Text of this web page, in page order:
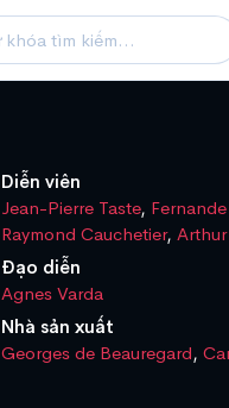
Diễn viên
Jean-Pierre Taste,
Raymond Cauchetier,
Đạo diễn
Agnes Varda
Nhà sản xuất
Georges de Beauregard,